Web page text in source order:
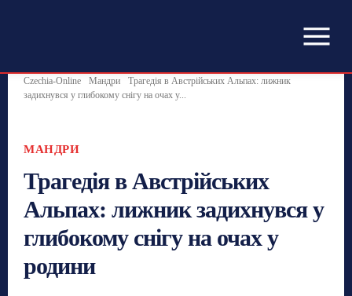
Czechia-Online Мандри
Трагедія в Австрійських Альпах: лижник
задихнувся у глибокому снігу на очах у...
МАНДРИ
Трагедія в Австрійських
Альпах: лижник задихнувся у
глибокому снігу на очах у
родини